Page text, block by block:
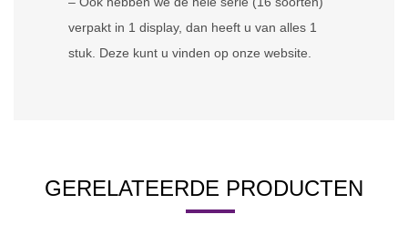
verpakt in 1 display, dan heeft u van alles 1
stuk. Deze kunt u vinden op onze website.
GERELATEERDE PRODUCTEN